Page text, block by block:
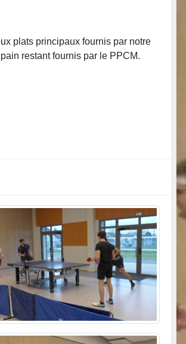
plats principaux fournis par notre
restant fournis par le PPCM.